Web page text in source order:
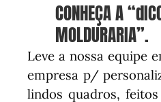
CONHEÇA A
MOLDURARIA”.
Leve a nossa equipe
empresa p/
lindos quadros,